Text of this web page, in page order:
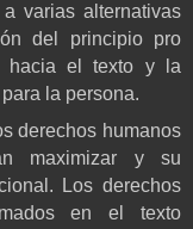
varias alternativas
del principio pro
hacia el texto y la
la persona.
derechos humanos
maximizar y su
Los derechos
en el texto